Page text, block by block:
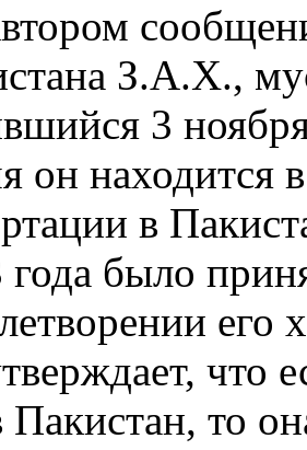
З.А.Х.,
3
он находится
в
года было
его
что
Пакистан, то